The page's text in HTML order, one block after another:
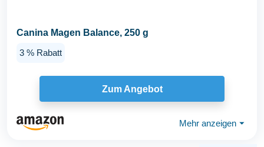
Canina Magen Balance, 250 g
3 % Rabatt
Zum Angebot
Mehr anzeigen ⏷